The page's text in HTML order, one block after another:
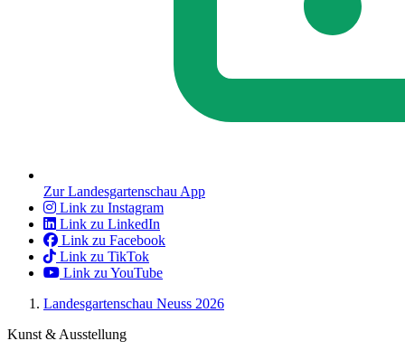
Zur Landesgartenschau App
Link zu Instagram
Link zu LinkedIn
Link zu Facebook
Link zu TikTok
Link zu YouTube
Landesgartenschau Neuss 2026
Kunst & Ausstellung